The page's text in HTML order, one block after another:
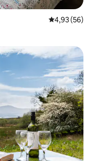
Évaluation
4,93 (56)